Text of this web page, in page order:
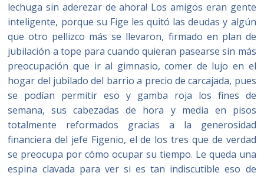
lechuga sin aderezar de ahora! Los amigos eran gente
inteligente, porque su Fige les quitó las deudas y algún
que otro pellizco más se llevaron, firmado en plan de
jubilación a tope para cuando quieran pasearse sin más
preocupación que ir al gimnasio, comer de lujo en el
hogar del jubilado del barrio a precio de carcajada, pues
se podían permitir eso y gamba roja los fines de
semana, sus cabezadas de hora y media en pisos
totalmente reformados gracias a la generosidad
financiera del jefe Figenio, el de los tres que de verdad
se preocupa por cómo ocupar su tiempo. Le queda una
espina clavada para ver si es tan indiscutible eso de